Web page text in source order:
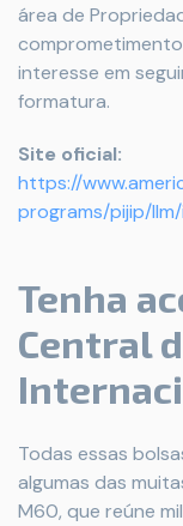
área de
interesse em
formatura.
Site oficial:
https://
programs/pijip/
Tenha
Central
Todas essas
algumas das
M60, que reúne